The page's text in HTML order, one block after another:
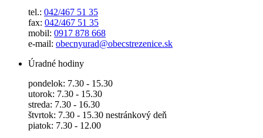
tel.: 042/467 51 35
fax: 042/467 51 35
mobil: 0917 878 668
e-mail: obecnyurad@obecstrezenice.sk
Úradné hodiny
pondelok: 7.30 - 15.30
utorok: 7.30 - 15.30
streda: 7.30 - 16.30
štvrtok: 7.30 - 15.30 nestránkový deň
piatok: 7.30 - 12.00